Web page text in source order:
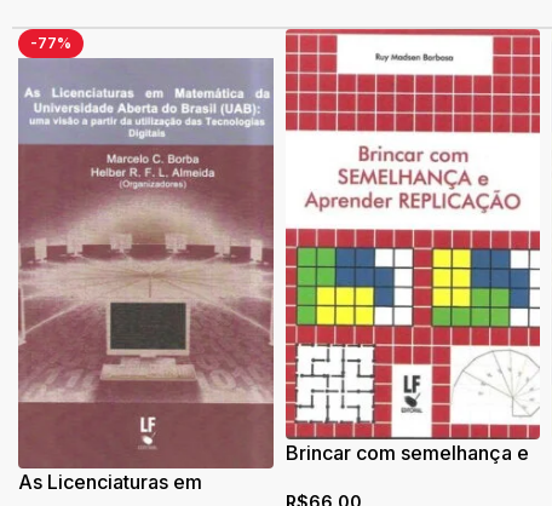
-77%
As Licenciaturas em
Brincar com semelhança e